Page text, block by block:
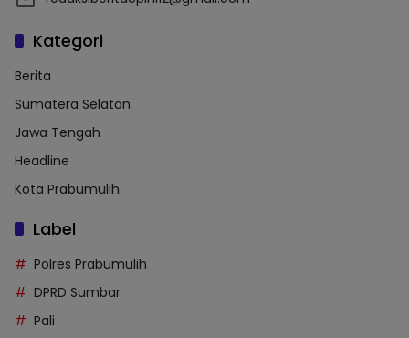
Kategori
Berita
Sumatera Selatan
Jawa Tengah
Headline
Kota Prabumulih
Label
Polres Prabumulih
DPRD Sumbar
Pali